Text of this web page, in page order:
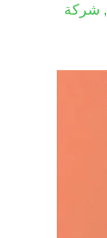
, شركة